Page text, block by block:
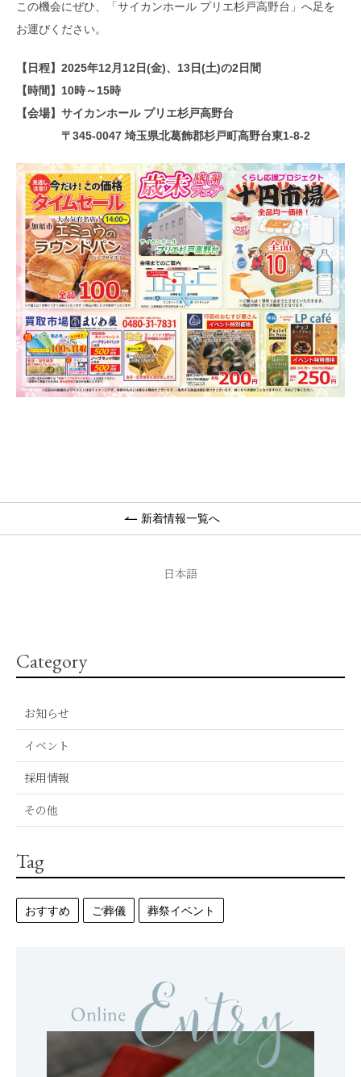
この機会にぜひ、「サイカンホール プリエ杉戸高野台」へ足を
お運びください。
【日程】 2025年12月12日(金)、13日(土)の2日間
【時間】 10時～15時
【会場】 サイカンホール プリエ杉戸高野台
〒345-0047 埼玉県北葛飾郡杉戸町高野台東1-8-2
新着情報一覧へ
日本語
Category
お知らせ
イベント
採用情報
その他
Tag
おすすめ ご葬儀 葬祭イベント